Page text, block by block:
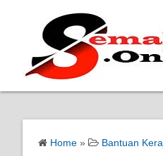
Home » Bantuan